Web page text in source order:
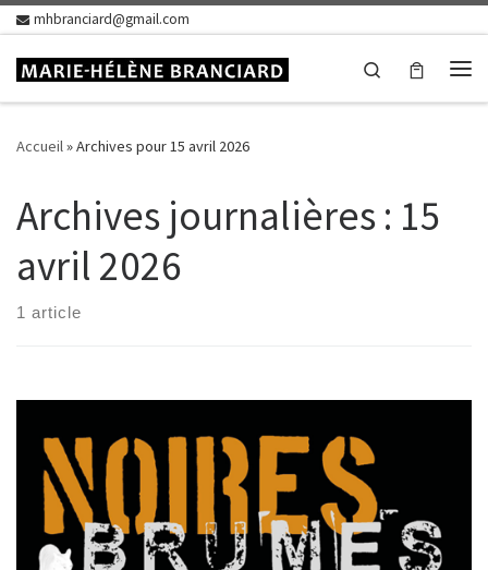
Skip to content
mhbranciard@gmail.com
Search
Accueil»Archives pour 15 avril 2026
Archives journalières : 15
avril 2026
1 article